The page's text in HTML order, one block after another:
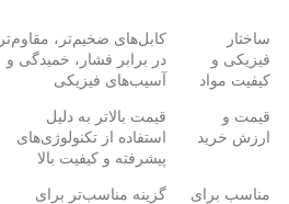
ساختار
فیزیکی و
کیفیت مواد
کابل‌های ضخیم‌تر، مقاوم‌تر
در برابر فشار، خمیدگی و
آسیب‌های فیزیکی
قیمت و
ارزش خرید
قیمت بالاتر به دلیل
استفاده از تکنولوژی‌های
پیشرفته و کیفیت بالا
مناسب برای
گزینه مناسب‌تر برای